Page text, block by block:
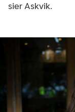
sier Askvik.